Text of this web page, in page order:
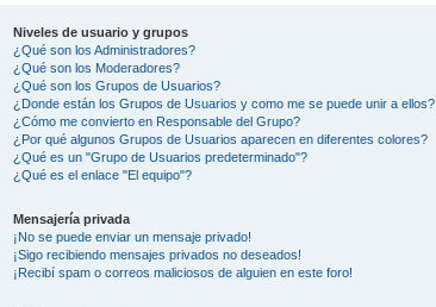
Niveles de usuario y grupos
¿Qué son los Administradores?
¿Qué son los Moderadores?
¿Qué son los Grupos de Usuarios?
¿Donde están los Grupos de Usuarios y como me se puede unir a ellos?
¿Cómo me convierto en Responsable del Grupo?
¿Por qué algunos Grupos de Usuarios aparecen en diferentes colores?
¿Qué es un "Grupo de Usuarios predeterminado"?
¿Qué es el enlace "El equipo"?
Mensajería privada
¡No se puede enviar un mensaje privado!
¡Sigo recibiendo mensajes privados no deseados!
¡Recibí spam o correos maliciosos de alguien en este foro!